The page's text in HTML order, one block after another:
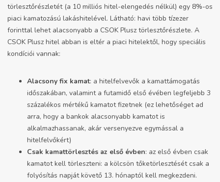
törlesztőrészletét (a 10 milliós hitel-elengedés nélkül) egy 8%-os
piaci kamatozású lakáshitelével. Látható: havi több tízezer
forinttal lehet alacsonyabb a CSOK Plusz törlesztőrészlete. A
CSOK Plusz hitel abban is eltér a piaci hitelektől, hogy speciális
kondíciói vannak:
Alacsony fix kamat: a hitelfelvevők a kamattámogatás
időszakában, valamint a futamidő első évében legfeljebb 3
százalékos mértékű kamatot fizetnek (ez lehetőséget ad
arra, hogy a bankok alacsonyabb kamatot is
alkalmazhassanak, akár versenyezve egymással a
hitelfelvőkért)
Csak kamattörlesztés az első évben: az első évben csak
kamatot kell törleszteni: a kölcsön tőketörlesztését csak a
folyósítás napját követő 13. hónaptól kell megkezdeni.